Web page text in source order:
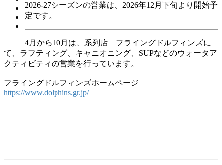
2026-27シーズンの営業は、2026年12月下旬より開始予
定です。
4月から10月は、系列店 フライングドルフィンズに
て、ラフティング、キャニオニング、SUPなどのウォータア
クティビティの営業を行っています。
フライングドルフィンズホームページ
https://www.dolphins.gr.jp/